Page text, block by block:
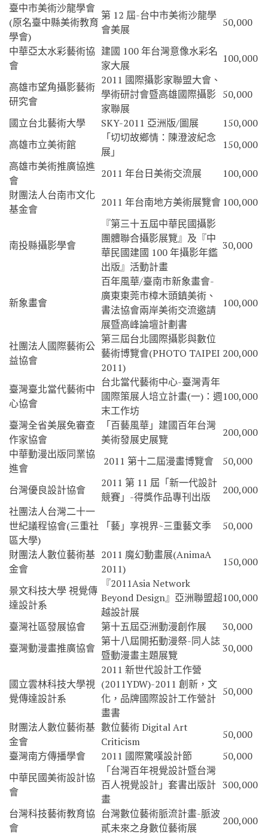
臺中市美術沙龍學會
(原名臺中縣美術教育
學會)
第 12 屆-台中市美術沙龍學
會美展
50,000
中華亞太水彩藝術協
會
建國 100 年台灣意像水彩名
家大展
100,000
高雄市望角攝影藝術
研究會
2011 國際攝影家聯盟大會、
學術研討會暨高雄國際攝影
家聯展
50,000
國立台北藝術大學 SKY-2011 亞洲版/圖展
150,000
高雄市立美術館
「切切故鄉情：陳澄波紀念
展」
150,000
高雄市美術推廣協進
會
2011 年台日美術交流展
100,000
財團法人台南市文化
基金會
2011 年台南地方美術展覽會 100,000
南投縣攝影學會
『第三十五屆中華民國攝影
團體聯合攝影展覽』及『中
華民國建國 100 年攝影年鑑
出版』活動計畫
30,000
新象畫會
百年風華/臺南市新象畫會-
廣東東莞市樟木頭鎮美術、
書法協會兩岸美術交流邀請
展暨高峰論壇計劃書
100,000
社團法人國際藝術公
益協會
第三屆台北國際攝影與數位
藝術博覽會(PHOTO TAIPEI
2011)
200,000
臺灣臺北當代藝術中
心協會
台北當代藝術中心-臺灣青年
國際策展人培立計畫(一)：週
末工作坊
100,000
臺灣全省美展免審查
作家協會
「百藝風華」建國百年台灣
美術發展史展覽
200,000
中華動漫出版同業協
進會
2011 第十二屆漫畫博覽會 50,000
台灣優良設計協會
2011 第 11 屆「新一代設計
競賽」-得獎作品專刊出版
200,000
社團法人台灣二十一
世紀議程協會(三重社
區大學)
「藝」享視界~三重藝文季 50,000
財團法人數位藝術基
金會
2011 魔幻動畫展(AnimaA
2011)
150,000
景文科技大學 視覺傳
達設計系
『2011Asia Network
Beyond Design』亞洲聯盟超
越設計展
100,000
臺灣社區發展協會 第十五屆亞洲動漫創作展
30,000
臺灣動漫畫推廣協會
第十八屆開拓動漫祭-同人誌
暨動漫畫主題展覽
30,000
國立雲林科技大學視
覺傳達設計系
2011 新世代設計工作營
(2011YDW)-2011 創新，文
化，品牌國際設計工作營計
畫書
50,000
財團法人數位藝術基
金會
數位藝術 Digital Art
Criticism
50,000
臺灣南方傳播學會
2011 國際驚嘆設計節
50,000
中華民國美術設計協
會
「台灣百年視覺設計暨台灣
百人視覺設計」套書出版計
畫
300,000
台灣科技藝術教育協
會
台灣數位藝術脈流計畫-脈波
貳未來之身數位藝術展
200,000